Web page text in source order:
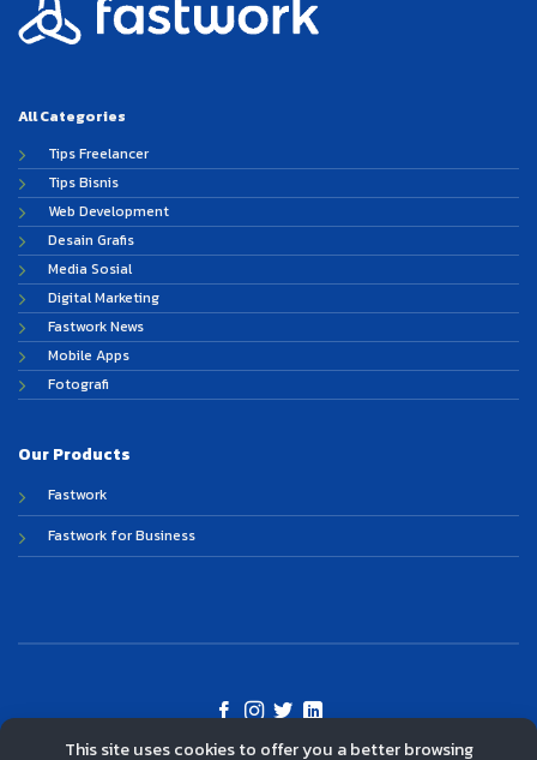
All Categories
Tips Freelancer
Tips Bisnis
Web Development
Desain Grafis
Media Sosial
Digital Marketing
Fastwork News
Mobile Apps
Fotografi
Our Products
Fastwork
Fastwork for Business
©
This site uses cookies to offer you a better browsing